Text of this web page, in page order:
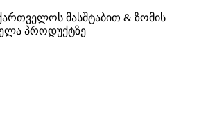
მასშტაბით & ზომის
პროდუქტზე